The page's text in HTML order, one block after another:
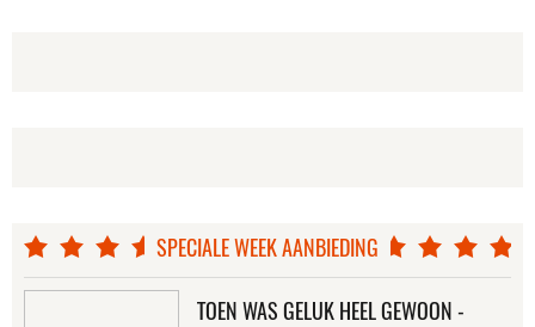
UP AGAINST
END/FLASH
MERCENARY FOR
SPECIALE WEEK AANBIEDING
TOEN WAS GELUK HEEL GEWOON -